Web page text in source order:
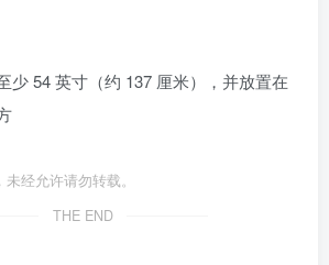
少 54 英寸（约 137 厘米），并放置在
经允许请勿转载。
THE END